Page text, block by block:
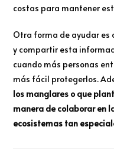
costas para mantener
Otra forma de ayudar es
y compartir esta
cuando más personas
más fácil protegerlos.
los manglares o que
manera de colaborar en
ecosistemas tan